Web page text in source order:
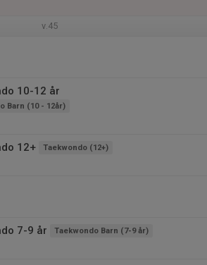
v.45
10-12 år
Barn (10 - 12år)
12+ Taekwondo (12+)
7-9 år Taekwondo Barn (7-9 år)